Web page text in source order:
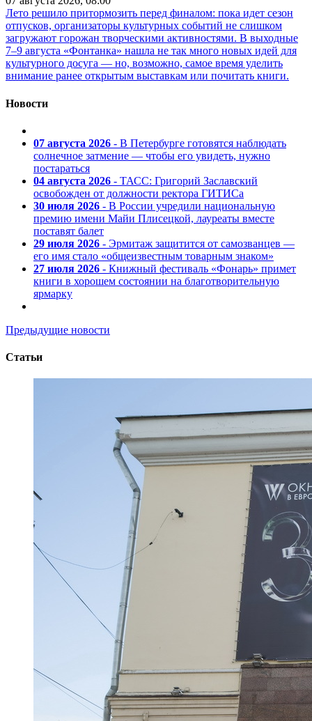
Лето решило притормозить перед финалом: пока идет сезон
отпусков, организаторы культурных событий не слишком
загружают горожан творческими активностями. В выходные
7–9 августа «Фонтанка» нашла не так много новых идей для
культурного досуга — но, возможно, самое время уделить
внимание ранее открытым выставкам или почитать книги.
Новости
07 августа 2026 - В Петербурге готовятся наблюдать
солнечное затмение — чтобы его увидеть, нужно
постараться
04 августа 2026 - ТАСС: Григорий Заславский
освобожден от должности ректора ГИТИСа
30 июля 2026 - В России учредили национальную
премию имени Майи Плисецкой, лауреаты вместе
поставят балет
29 июля 2026 - Эрмитаж защитится от самозванцев —
его имя стало «общеизвестным товарным знаком»
27 июля 2026 - Книжный фестиваль «Фонарь» примет
книги в хорошем состоянии на благотворительную
ярмарку
Предыдущие новости
Статьи